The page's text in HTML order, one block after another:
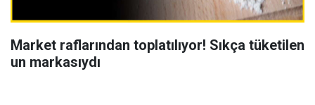
Market raflarından toplatılıyor! Sıkça tüketilen
un markasıydı